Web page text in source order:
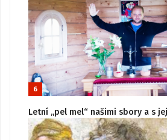
6
Letní „pel mel“ našimi sbory a s